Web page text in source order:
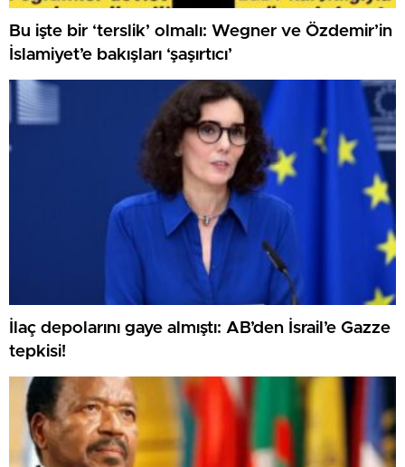
Bu işte bir ‘terslik’ olmalı: Wegner ve Özdemir’in
İslamiyet’e bakışları ‘şaşırtıcı’
İlaç depolarını gaye almıştı: AB’den İsrail’e Gazze
tepkisi!